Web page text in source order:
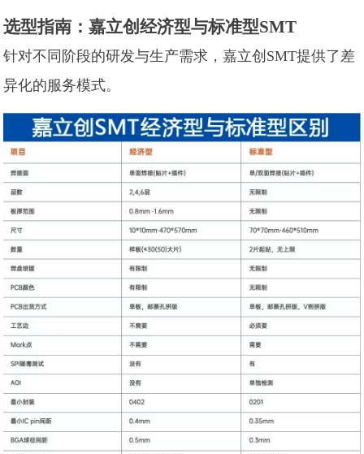
选型指南：嘉立创经济型与标准型SMT
针对不同阶段的研发与生产需求，嘉立创SMT提供了差
异化的服务模式。